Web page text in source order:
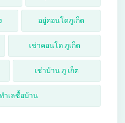
อยู่คอนโดภูเก็ต
เช่าคอนโด ภูเก็ต
เช่าบ้าน ภู เก็ต
ำเลซื้อบ้าน